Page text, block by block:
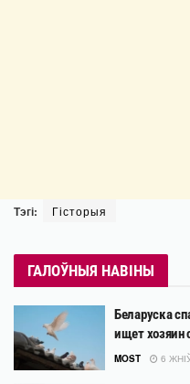
Тэгі: Гісторыя
ГАЛОЎНЫЯ НАВІНЫ
Беларуска
ищет хозяин
MOST 6